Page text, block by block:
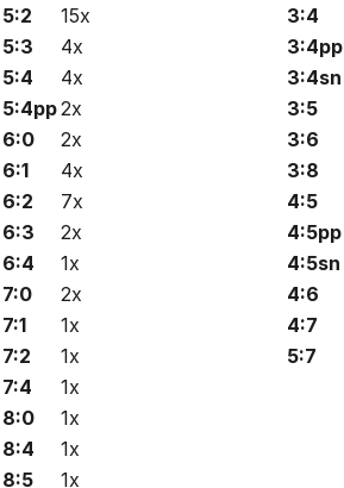
5:2
15x
5:3
4x
5:4
4x
5:4pp2x
6:0
2x
6:1
4x
6:2
7x
6:3
2x
6:4
1x
7:0
2x
7:1
1x
7:2
1x
7:4
1x
8:0
1x
8:4
1x
8:5
1x
3:4
3:4pp
3:4sn
3:5
3:6
3:8
4:5
4:5pp
4:5sn
4:6
4:7
5:7